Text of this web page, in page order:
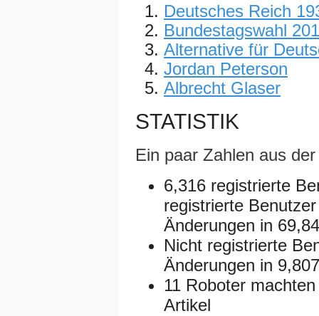
Deutsches Reich
Bundestagswahl
Alternative für
Jordan Peterson
Albrecht Glaser
STATISTIK
Ein paar Zahlen aus
6,316 registrierte
registrierte
Änderungen in
Nicht registrierte
Änderungen in
11 Roboter
Artikel